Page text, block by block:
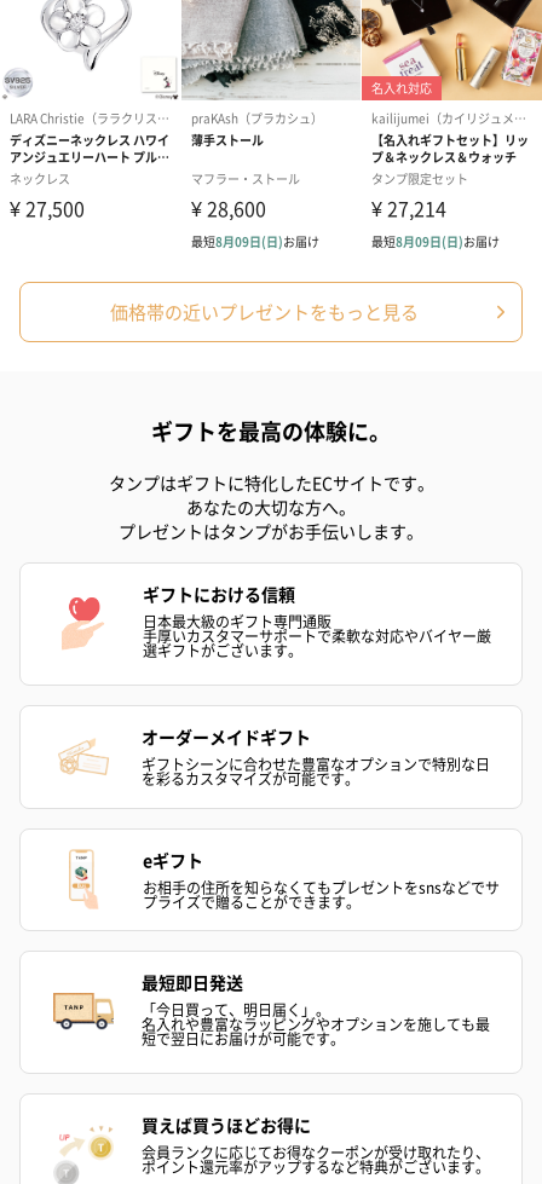
価格帯の近いプレゼントをもっと見る
ギフトを最高の体験に。
タンプはギフトに特化したECサイトです。
あなたの大切な方へ。
プレゼントはタンプがお手伝いします。
ギフトにおける信頼
日本最大級のギフト専門通販
手厚いカスタマーサポートで柔軟な対応やバイヤー厳
選ギフトがございます。
オーダーメイドギフト
ギフトシーンに合わせた豊富なオプションで特別な日
を彩るカスタマイズが可能です。
eギフト
お相手の住所を知らなくてもプレゼントをsnsなどでサ
プライズで贈ることができます。
最短即日発送
「今日買って、明日届く」。
名入れや豊富なラッピングやオプションを施しても最
短で翌日にお届けが可能です。
買えば買うほどお得に
会員ランクに応じてお得なクーポンが受け取れたり、
ポイント還元率がアップするなど特典がございます。